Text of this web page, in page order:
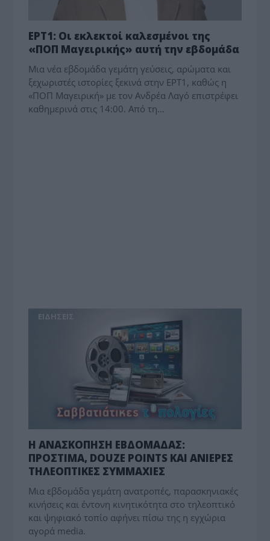
ΕΡΤ1: Οι εκλεκτοί καλεσμένοι της
«ΠΟΠ Μαγειρικής» αυτή την εβδομάδα
Μια νέα εβδομάδα γεμάτη γεύσεις, αρώματα και
ξεχωριστές ιστορίες ξεκινά στην ΕΡΤ1, καθώς η
«ΠΟΠ Μαγειρική» με τον Ανδρέα Λαγό επιστρέφει
καθημερινά στις 14:00. Από τη…
ΕΙΔΗΣΕΙΣ
Η ΑΝΑΣΚΟΠΗΣΗ ΕΒΔΟΜΑΔΑΣ:
ΠΡΟΣΤΙΜΑ, DOUZE POINTS ΚΑΙ ΑΝΙΕΡΕΣ
ΤΗΛΕΟΠΤΙΚΕΣ ΣΥΜΜΑΧΙΕΣ
Μια εβδομάδα γεμάτη ανατροπές, παρασκηνιακές
κινήσεις και έντονη κινητικότητα στο τηλεοπτικό
και ψηφιακό τοπίο αφήνει πίσω της η εγχώρια
αγορά media.